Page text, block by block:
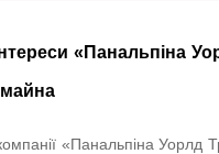
«Панальпіна
«Панальпіна Уорлд